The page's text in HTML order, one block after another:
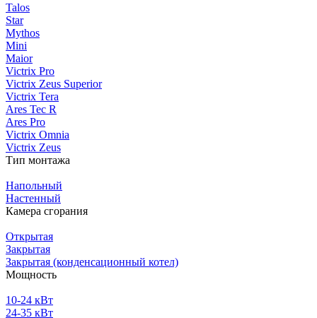
Talos
Star
Mythos
Mini
Maior
Victrix Pro
Victrix Zeus Superior
Victrix Tera
Ares Tec R
Ares Pro
Victrix Omnia
Victrix Zeus
Тип монтажа
Напольный
Настенный
Камера сгорания
Открытая
Закрытая
Закрытая (конденсационный котел)
Мощность
10-24 кВт
24-35 кВт